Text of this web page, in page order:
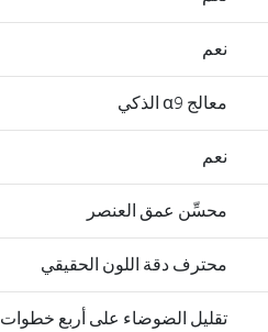
نعم
معالج α9 الذكي
نعم
محسِّن عمق العنصر
محترف دقة اللون الحقيقي
تقليل الضوضاء على أربع خطوات